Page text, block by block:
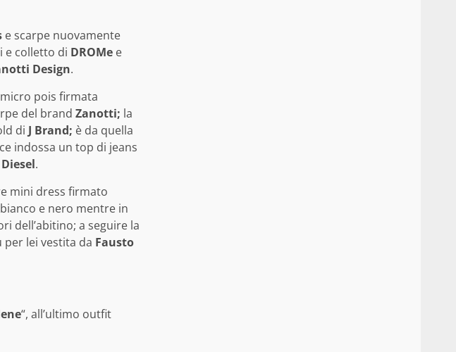
e scarpe nuovamente
e colletto di DROMe e
Design.
pois firmata
del brand Zanotti; la
di J Brand; è da quella
indossa un top di jeans
Diesel.
mini dress firmato
e nero mentre in
dell’abitino; a seguire la
lei vestita da Fausto
“, all’ultimo outfit